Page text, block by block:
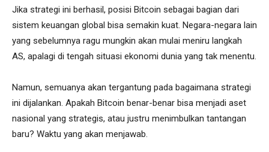
Jika strategi ini berhasil, posisi Bitcoin sebagai bagian dari
sistem keuangan global bisa semakin kuat. Negara-negara lain
yang sebelumnya ragu mungkin akan mulai meniru langkah
AS, apalagi di tengah situasi ekonomi dunia yang tak menentu.
Namun, semuanya akan tergantung pada bagaimana strategi
ini dijalankan. Apakah Bitcoin benar-benar bisa menjadi aset
nasional yang strategis, atau justru menimbulkan tantangan
baru? Waktu yang akan menjawab.